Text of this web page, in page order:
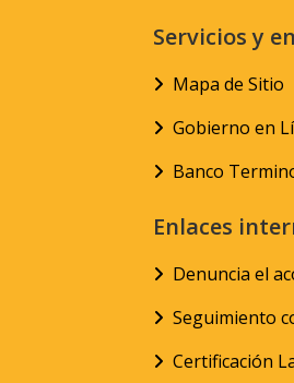
Servicios y
Mapa de Sitio
Gobierno en
Banco
Enlaces
Denuncia el
Seguimiento
Certificación